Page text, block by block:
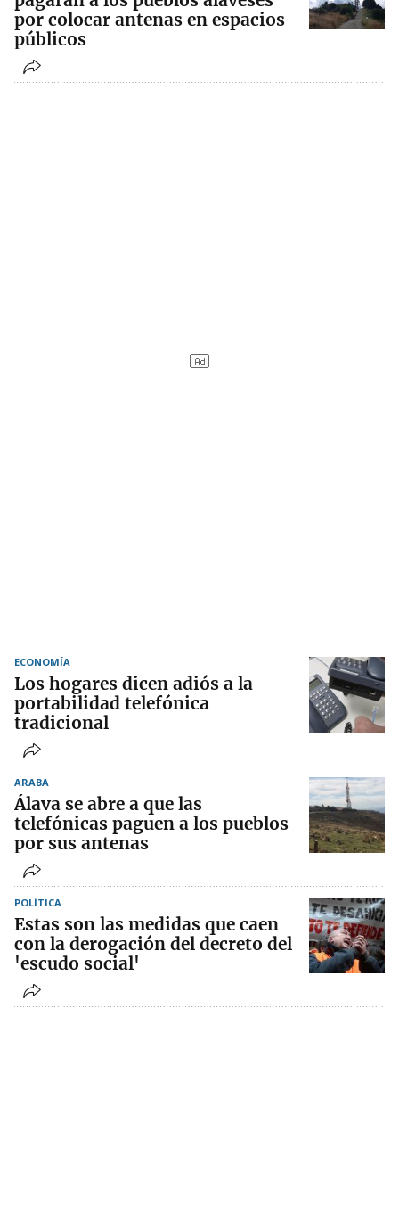
por colocar antenas en espacios
públicos
ECONOMÍA
Los hogares dicen adiós a la
portabilidad telefónica
tradicional
ARABA
Álava se abre a que las
telefónicas paguen a los pueblos
por sus antenas
POLÍTICA
Estas son las medidas que caen
con la derogación del decreto del
'escudo social'